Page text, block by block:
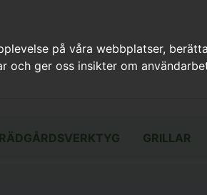
GRILLAR
på våra webbplatser,
ger oss insikter om